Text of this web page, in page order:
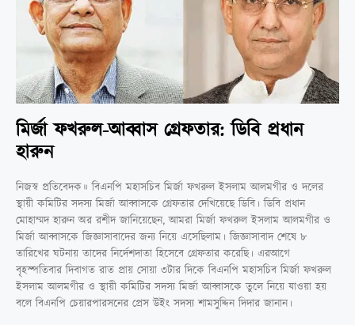
মির্জা ফখরুল-আব্বাস গ্রেফতার: ডিবি প্রধান
হারুন
নিজস্ব প্রতিবেদক॥ বিএনপি মহাসচিব মির্জা ফখরুল ইসলাম আলমগীর ও দলের
স্থায়ী কমিটির সদস্য মির্জা আব্বাসকে গ্রেফতার দেখিয়েছে ডিবি। ডিবি প্রধান
মোহাম্মদ হারুন অর রশীদ জানিয়েছেন, আমরা মির্জা ফখরুল ইসলাম আলমগীর ও
মির্জা আব্বাসকে জিজ্ঞাসাবাদের জন্য নিয়ে এসেছিলাম। জিজ্ঞাসাবাদ শেষে ৮
তারিখের ঘটনায় তাদের নির্দেশদাতা হিসেবে গ্রেফতার করেছি। এরআগে
বৃহস্পতিবার দিবাগত রাত প্রায় সোয়া ৩টার দিকে বিএনপি মহাসচিব মির্জা ফখরুল
ইসলাম আলমগীর ও স্থায়ী কমিটির সদস্য মির্জা আব্বাসকে তুলে নিয়ে যাওয়া হয়
বলে বিএনপি চেয়ারপারসনের প্রেস উইং সদস্য শামসুদ্দিন দিদার জানান।